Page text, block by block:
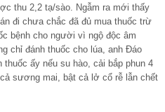
thu 2,2 tạ/sào. Ngẫm ra mới thấy
đi chưa chắc đã đủ mua thuốc trừ
bệnh cho người vì ngộ độc âm
chỉ đánh thuốc cho lúa, anh Đáo
ấy nếu su hào, cải bắp phun 4
sương mai, bật cả lở cổ rễ lẫn chết